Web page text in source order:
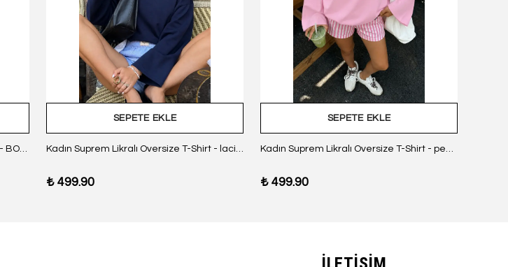
Kadın Suprem Likralı Oversize T-Shirt - BORDO
SEPETE EKLE
Kadın Suprem Likralı Oversize T-Shirt - lacivert
₺ 499.90
SEPETE EKLE
Kadın Suprem Likralı Oversize T-Shirt - pembe
₺ 499.90